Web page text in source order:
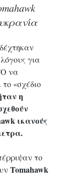
για
να
«σχέδιο
η
ικανούς
το
Tomahawk